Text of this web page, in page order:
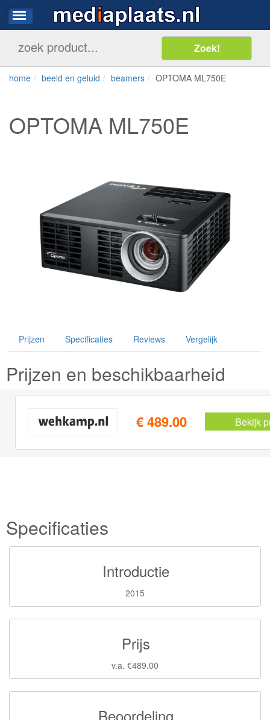
home beeld en geluid beamers OPTOMA ML750E
OPTOMA ML750E
Prijzen Specificaties Reviews Vergelijk
Prijzen en beschikbaarheid
€ 489.00 Bekijk
Specificaties
Introductie
2015
Prijs
v.a. €489.00
Beoordeling